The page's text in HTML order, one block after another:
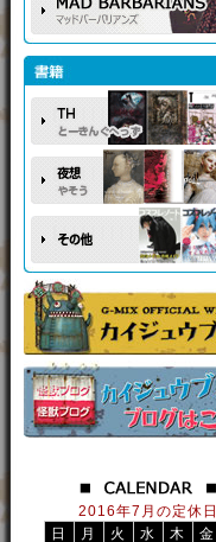
2016年7月の定休日
日
月 火 水 木 金